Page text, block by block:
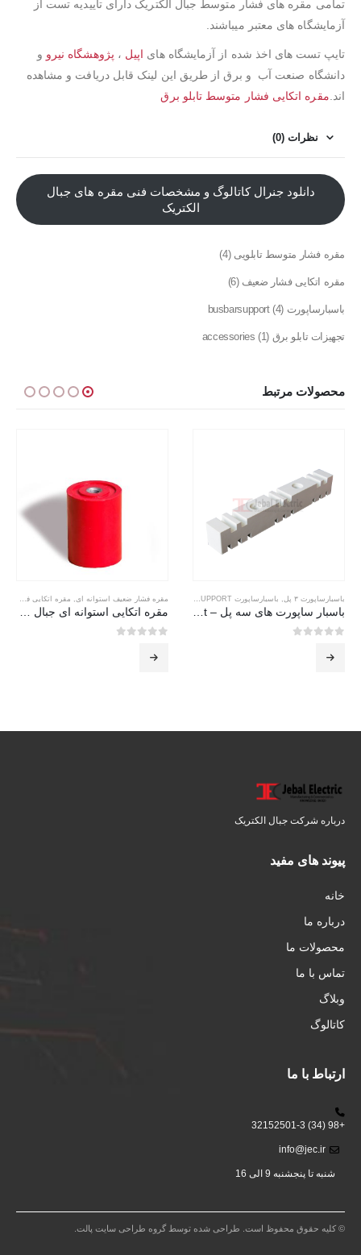
تمامی مقره های فشار متوسط جبال الکتریک دارای تاییدیه تست از
آزمایشگاه های معتبر میباشند.
تایپ تست های اخذ شده از آزمایشگاه های اپیل ، پژوهشگاه نیرو و
دانشگاه صنعت آب و برق از طریق این لینک قابل دریافت و مشاهده
اند. مقره اتکایی فشار متوسط تابلو برق
نظرات (0)
دانلود جنرال کاتالوگ و مشخصات فنی مقره های جبال
الکتریک
مقره فشار متوسط تابلویی 4
مقره اتکایی فشار ضعیف 6
باسبارساپورت busbarsupport 4
تجهیزات تابلو برق accessories 1
محصولات مرتبط
باسبارساپورت ۳ پل باسبارساپورت BUSBARSUPPORT مقره فشار ضعیف استوانه ای مقره اتکایی فشار ضعیف
درباره شرکت جبال الکتریک
پیوند های مفید
خانه
درباره ما
محصولات ما
تماس با ما
وبلاگ
کاتالوگ
ارتباط با ما
+98 (34) 32152501-3
info@jec.ir
شنبه تا پنجشنبه 9 الی 16
© کلیه حقوق محفوظ است. طراحی شده توسط گروه طراحی سایت پالت.